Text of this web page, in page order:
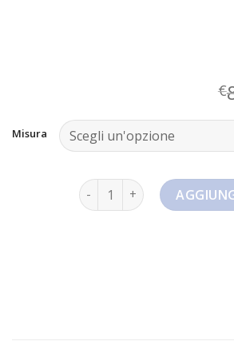
€
Misura
dunk high quantità